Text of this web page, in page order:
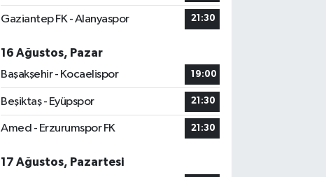
Gaziantep FK - Alanyaspor 21:30
16 Ağustos, Pazar
Başakşehir - Kocaelispor
19:00
Beşiktaş - Eyüpspor 21:30
Amed - Erzurumspor FK 21:30
17 Ağustos, Pazartesi